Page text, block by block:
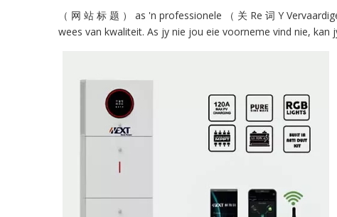
（ 网 站 标 题 ） as 'n professionele （ 关 Re 词 Y
wees van kwaliteit. As jy nie jou eie voorneme vind nie,